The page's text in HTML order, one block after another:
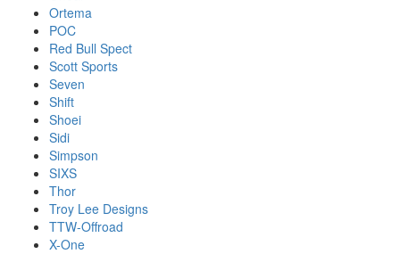
Ortema
POC
Red Bull Spect
Scott Sports
Seven
Shift
Shoei
Sidi
Simpson
SIXS
Thor
Troy Lee Designs
TTW-Offroad
X-One